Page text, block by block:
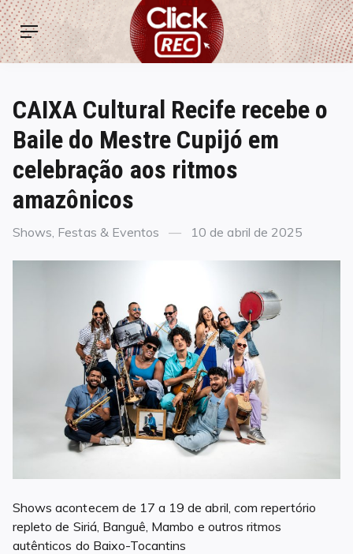
Skip
to
content
ClickREC
Menu
CAIXA Cultural Recife recebe o
Baile do Mestre Cupijó em
celebração aos ritmos
amazônicos
Categories
Shows, Festas & Eventos
Posted
10 de abril de 2025
Shows acontecem de 17 a 19 de abril, com repertório
repleto de Siriá, Banguê, Mambo e outros ritmos
autênticos do Baixo-Tocantins